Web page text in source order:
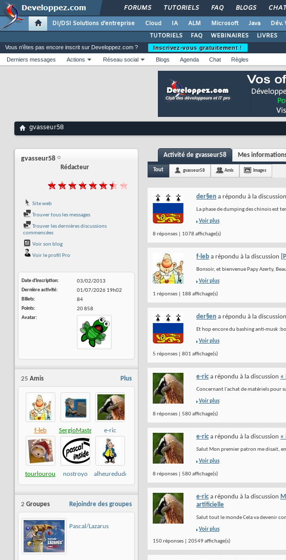
FORUMS TUTORIELS FAQ BLOGS
DI/DSI Solutions d'entreprise Cloud IA ALM Microsoft Java Dév.
TUTORIELS
FAQ WEBINAIRES LIVRES
Vous n'êtes pas encore inscrit sur Developpez.com ?
Inscrivez-vous gratuitement !
Derniers messages
Actions Réseau social Blogs Agenda Chat Règles
gvasseur58
gvasseur58
Rédacteur
Site web
Trouver tous les messages
Trouver les dernières discussions
commencées
Voir son blog
Voir le profil Pro
Date d'inscription
03/02/2013
Dernière activité
01/07/2026 19h02
Billets
84
Points
20 858
Avatar
Plus
25 Amis
f-leb SergioMaster e-ric
tourlourou nostroyo alheuredudejeuner
Rejoindre des groupes
2 Groupes
Pascal/Lazarus
Activité de gvasseur58 Mes
Tout gvasseur58 Amis Images
der§en a répondu à la discussion
La phase de dumping des chinois est
Voir plus
8 réponses | 1078 affichage(s)
f-leb a répondu à la discussion
Bonsoir, et bienvenue Papy Azerty,
Voir plus
1 réponses | 188 affichage(s)
der§en a répondu à la discussion
Et hop encore du bashing anti-musk
Voir plus
5 réponses | 801 affichage(s)
e-ric a répondu à la discussion «
Concernant l'achat de matériels pour
Voir plus
8 réponses | 580 affichage(s)
e-ric a répondu à la discussion «
Salut Mon premier patron me disait,
Voir plus
8 réponses | 580 affichage(s)
e-ric a répondu à la discussion
artificielle
Salut tout le monde Cela va devenir
Voir plus
150 réponses | 20549 affichage(s)